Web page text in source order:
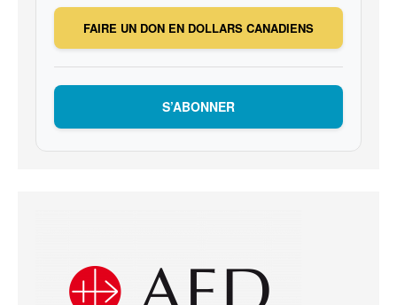
FAIRE UN DON EN DOLLARS CANADIENS
S’ABONNER